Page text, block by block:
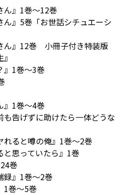
ん』1巻〜12巻
ん』5巻「お世話シチュエーシ
ん』12巻 小冊子付き特装版
』1巻〜3巻
』1巻〜4巻
も告げずに助けたら一体どうな
れると噂の俺』1巻〜2巻
と思っていたら』1巻
巻
録』1巻〜2巻
1巻〜5巻